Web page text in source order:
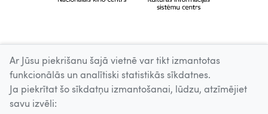
Ar Jūsu piekrišanu šajā vietnē var tikt izmantotas
funkcionālās un analītiski statistikās sīkdatnes.
Ja piekrītat šo sīkdatņu izmantošanai, lūdzu, atzīmējiet
savu izvēli: